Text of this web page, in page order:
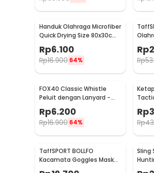
Handuk Olahraga Microfiber
Quick Drying Size 80x30cm
- S-50
Rp6.100
Rp16.900 64%
Rp
Rp
FOX40 Classic Whistle
Peluit dengan Lanyard -
CMG04
Rp6.200
Rp16.900 64%
shot
Rp
Rp
TaffSPORT BOLLFO
Kacamata Goggles Mask
Sling